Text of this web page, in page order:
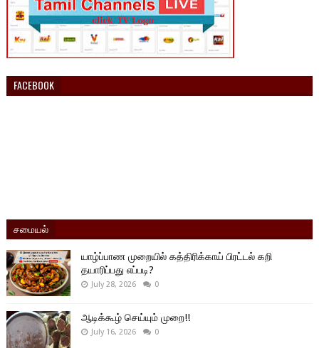
FACEBOOK
சமையல்
யாழ்ப்பாண முறையில் கத்திரிக்காய் பிரட்டல் கறி
தயாரிப்பது எப்படி?
July 28, 2026 0
ஆடிக்கூழ் செய்யும் முறை!!
July 16, 2026 0